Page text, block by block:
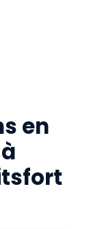
en